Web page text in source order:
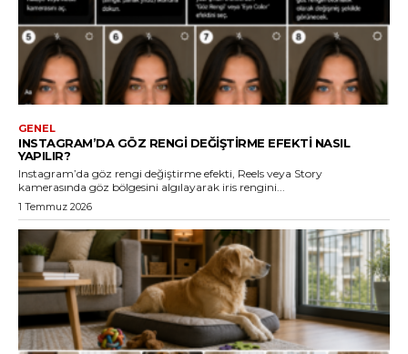
GENEL
INSTAGRAM’DA GÖZ RENGI DEĞIŞTIRME EFEKTI NASIL
YAPILIR?
Instagram’da göz rengi değiştirme efekti, Reels veya Story
kamerasında göz bölgesini algılayarak iris rengini...
1 Temmuz 2026